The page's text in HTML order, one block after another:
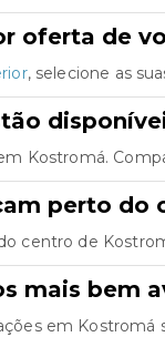
oferta de
, selecione as
Kostromá.
perto do
centro de
mais bem
em Kostromá